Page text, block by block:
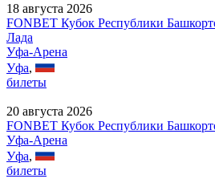
18 августа 2026
FONBET Кубок Республики
Лада
Уфа-Арена
Уфа,
билеты
20 августа 2026
FONBET Кубок Республики
Уфа-Арена
Уфа,
билеты